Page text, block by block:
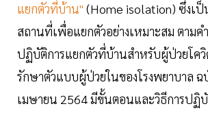
แยกตัวที่บ้าน" (Home isolation) ซึ่งเป็
สถานที่เพื่อแยกตัวอย่างเหมาะสม ตามค
ปฏิบัติการแยกตัวที่บ้านสำหรับผู้ป่วยโควิ
รักษาตัวแบบผู้ป่วยในของโรงพยาบาล
เมษายน 2564 มีขั้นตอนและวิธีการปฏิ